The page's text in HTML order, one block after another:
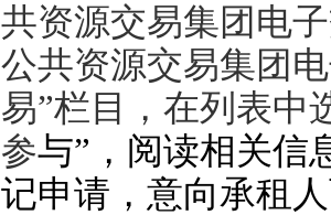
共资源交易集团 电子
公共资源交易集团
易”栏目，在列表中
参与” ， 阅读相关信
记申请，意向承租